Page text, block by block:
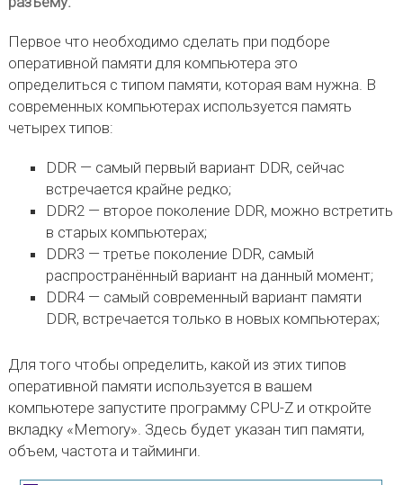
Первое что необходимо сделать при подборе
оперативной памяти для компьютера это
определиться с типом памяти, которая вам нужна. В
современных компьютерах используется память
четырех типов:
DDR — самый первый вариант DDR, сейчас
встречается крайне редко;
DDR2 — второе поколение DDR, можно встретить
в старых компьютерах;
DDR3 — третье поколение DDR, самый
распространённый вариант на данный момент;
DDR4 — самый современный вариант памяти
DDR, встречается только в новых компьютерах;
Для того чтобы определить, какой из этих типов
оперативной памяти используется в вашем
компьютере запустите программу CPU-Z и откройте
вкладку «Memory». Здесь будет указан тип памяти,
объем, частота и тайминги.